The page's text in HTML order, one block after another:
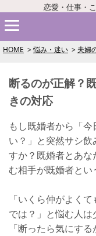
恋愛・仕事・
HOME 悩み・迷い 夫婦
断るのが正解？
きの対応
もし既婚者から「
い？」と突然サシ
すか？既婚者とあ
む相手が既婚者とい
「いくら仲がよく
では？」と悩む人
「断ったら気にす